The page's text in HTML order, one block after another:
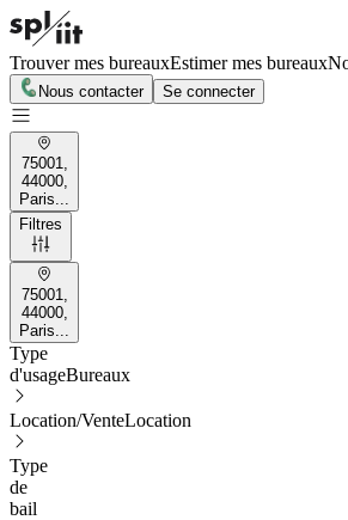
Trouver mes bureauxEstimer mes bureaux
Nous contacter Se connecter
75001,
44000,
Paris...
Filtres
75001,
44000,
Paris...
Type
d'usageBureaux
Location/VenteLocation
Type
de
bail